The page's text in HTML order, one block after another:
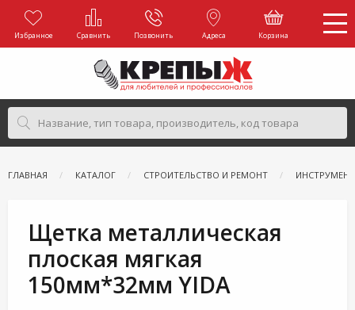
Избранное Сравнить Позвонить Адреса Корзина
ГЛАВНАЯ КАТАЛОГ СТРОИТЕЛЬСТВО И РЕМОНТ
Щетка металлическая
плоская мягкая
150мм*32мм YIDA